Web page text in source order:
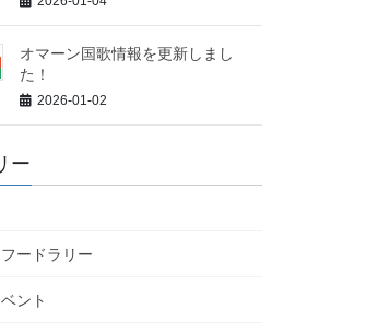
オマーン国歌情報を更新しまし
た！
2026-01-02
ー
ードラリー
ント